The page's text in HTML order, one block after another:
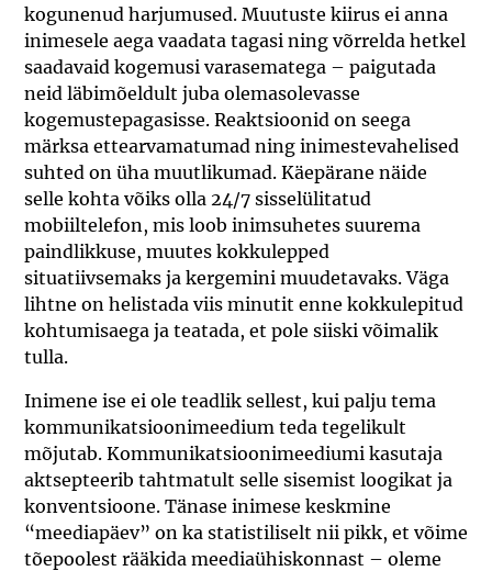
kogunenud harjumused. Muutuste kiirus ei anna
inimesele aega vaadata tagasi ning võrrelda hetkel
saadavaid kogemusi varasematega – paigutada
neid läbimõeldult juba olemasolevasse
kogemustepagasisse. Reaktsioonid on seega
märksa ettearvamatumad ning inimestevahelised
suhted on üha muutlikumad. Käepärane näide
selle kohta võiks olla 24/7 sisselülitatud
mobiiltelefon, mis loob inimsuhetes suurema
paindlikkuse, muutes kokkulepped
situatiivsemaks ja kergemini muudetavaks. Väga
lihtne on helistada viis minutit enne kokkulepitud
kohtumisaega ja teatada, et pole siiski võimalik
tulla.
Inimene ise ei ole teadlik sellest, kui palju tema
kommunikatsioonimeedium teda tegelikult
mõjutab. Kommunikatsioonimeediumi kasutaja
aktsepteerib tahtmatult selle sisemist loogikat ja
konventsioone. Tänase inimese keskmine
“meediapäev” on ka statistiliselt nii pikk, et võime
tõepoolest rääkida meediaühiskonnast – oleme